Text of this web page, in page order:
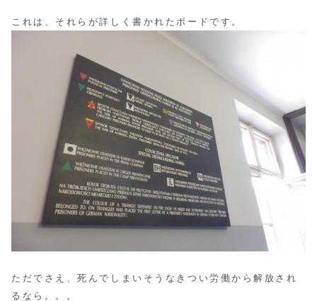
これは、それらが詳しく書かれたボードです。
ただでさえ、死んでしまいそうなきつい労働から解放され
るなら。。。